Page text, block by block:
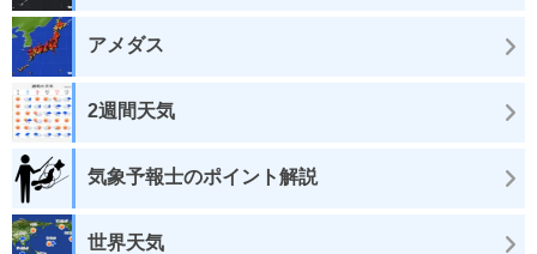
アメダス
2週間天気
気象予報士のポイント解説
世界天気